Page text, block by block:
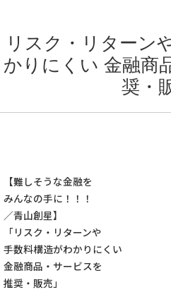
リスク・リターン
かりにくい 金融商
奨・
【難しそうな金融を
みんなの手に！！！
／青山創星】
「リスク・リターンや
手数料構造がわかりにくい
金融商品・サービスを
推奨・販売」